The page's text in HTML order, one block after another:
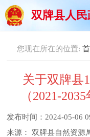
双牌县人
您现在所在的位置:
关于双牌县
（2021-
发布时间： 2024-05-06
来源： 双牌县自然资源